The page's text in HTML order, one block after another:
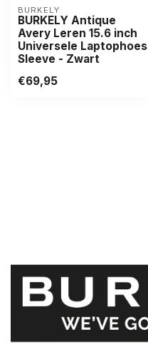
BURKELY
BURKELY Antique
Avery Leren 15.6 inch
Universele Laptophoes
Sleeve - Zwart
€69,95